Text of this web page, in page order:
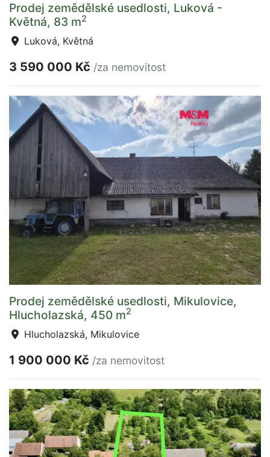
Prodej zemědělské usedlosti, Luková -
Květná, 83 m2
Luková, Květná
3 590 000 Kč /za nemovitost
Prodej zemědělské usedlosti, Mikulovice,
Hlucholazská, 450 m2
Hlucholazská, Mikulovice
1 900 000 Kč /za nemovitost